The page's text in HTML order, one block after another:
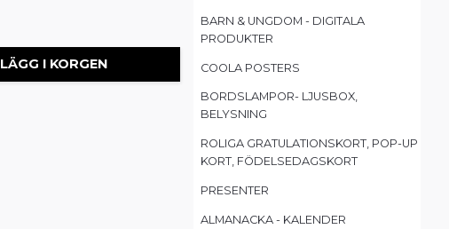
BARN & UNGDOM - DIGITALA
PRODUKTER
COOLA POSTERS
BORDSLAMPOR- LJUSBOX,
BELYSNING
ROLIGA GRATULATIONSKORT, POP-UP
KORT, FÖDELSEDAGSKORT
PRESENTER
ALMANACKA - KALENDER
LÄGG I KORGEN